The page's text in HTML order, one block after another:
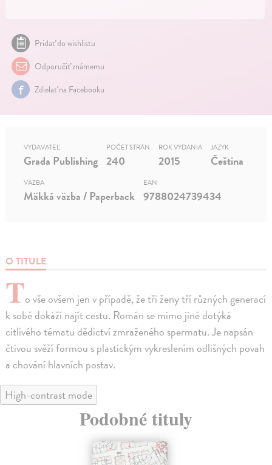
Pridať do wishlistu
Odporučiť známemu
Zdielať na Facebooku
O TITULE
To vše ovšem jen v případě, že tři ženy tří různých generací
k sobě dokáží najít cestu. Román se mimo jiné dotýká
citlivého tématu dědictví zmraženého spermatu. Je napsán
čtivou svěží formou s plastickým vykreslením odlišných povah
a chování hlavních postav.
VYDAVATEĽ
Grada Publishing
POČET STRÁN
240
ROK VYDANIA
2015
JAZYK
Čeština
VÄZBA
Mäkká väzba / Paperback
EAN
9788024739434
High-contrast mode
Podobné tituly